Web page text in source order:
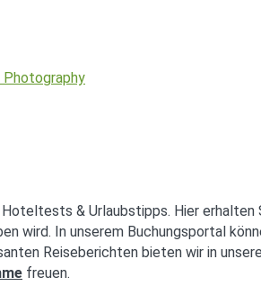
& Urlaubstipps. Hier
wird. In unserem Buchungsportal
Reiseberichten bieten wir in
freuen.